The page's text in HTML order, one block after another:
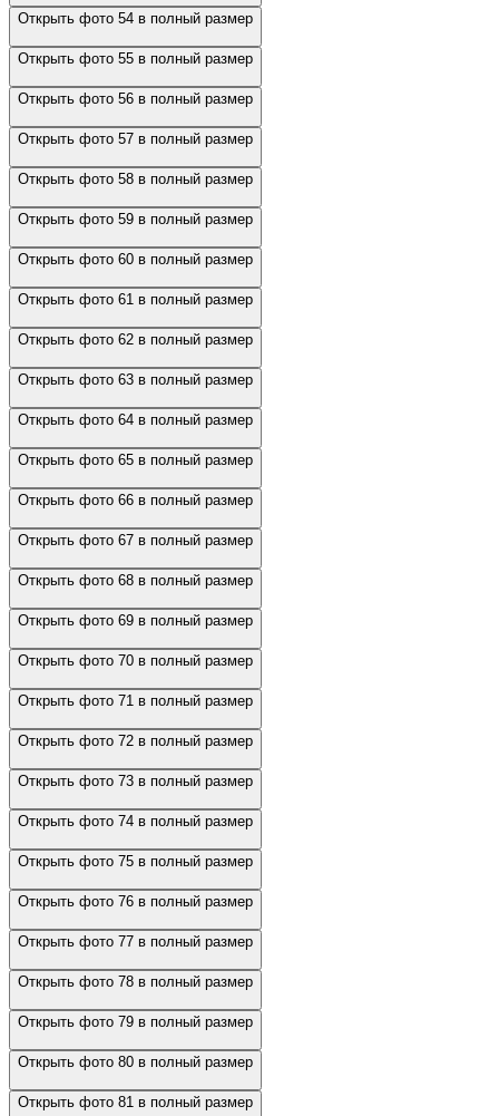
Открыть фото 54 в полный размер
Открыть фото 55 в полный размер
Открыть фото 56 в полный размер
Открыть фото 57 в полный размер
Открыть фото 58 в полный размер
Открыть фото 59 в полный размер
Открыть фото 60 в полный размер
Открыть фото 61 в полный размер
Открыть фото 62 в полный размер
Открыть фото 63 в полный размер
Открыть фото 64 в полный размер
Открыть фото 65 в полный размер
Открыть фото 66 в полный размер
Открыть фото 67 в полный размер
Открыть фото 68 в полный размер
Открыть фото 69 в полный размер
Открыть фото 70 в полный размер
Открыть фото 71 в полный размер
Открыть фото 72 в полный размер
Открыть фото 73 в полный размер
Открыть фото 74 в полный размер
Открыть фото 75 в полный размер
Открыть фото 76 в полный размер
Открыть фото 77 в полный размер
Открыть фото 78 в полный размер
Открыть фото 79 в полный размер
Открыть фото 80 в полный размер
Открыть фото 81 в полный размер